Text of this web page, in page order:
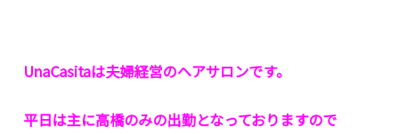
UnaCasitaは夫婦経営のヘアサロンです。
平日は主に高橋のみの出勤となっておりますので